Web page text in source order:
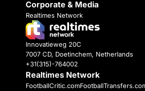
Corporate & Media
Realtimes Network
Innovatieweg 20C
7007 CD, Doetinchem, Netherlands
+31(315)-764002
Realtimes Network
FootballCritic.com